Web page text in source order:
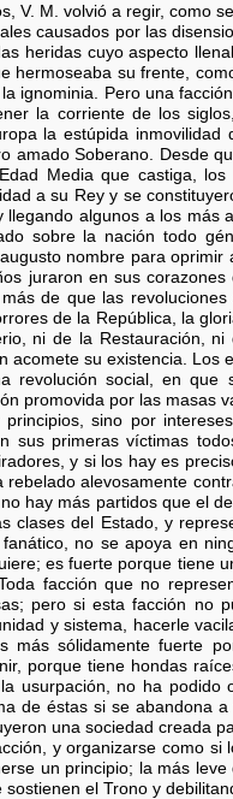
V. M. volvió a regir, como
causados por las
heridas cuyo aspecto
hermoseaba su frente,
ignominia. Pero una
la corriente de los
la estúpida
amado Soberano. Desde
Media que castiga,
a su Rey y se
algunos a los más
sobre la nación todo
nombre para
juraron en sus
de que las
de la República, la
ni de la Restauración,
acomete su existencia.
revolución social, en
promovida por las
sino por
sus primeras víctimas
y si los hay es
alevosamente
hay más partidos que el
clases del Estado, y
no se apoya en
es fuerte porque tiene
facción que no
pero si esta facción no
y sistema, hacerle
más sólidamente fuerte
porque tiene hondas
usurpación, no ha
de éstas si se abandona
una sociedad creada
y organizarse como
un principio; la más
el Trono y